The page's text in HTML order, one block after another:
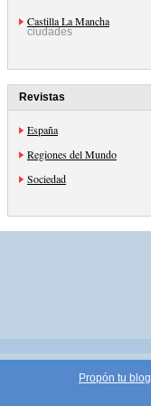
Castilla La Mancha
ciudades
Revistas
España
Regiones del Mundo
Sociedad
Propón tu blog